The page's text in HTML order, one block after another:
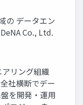
の データエン
Co., Ltd.
リング組織
社横断でデー
を開発・運用